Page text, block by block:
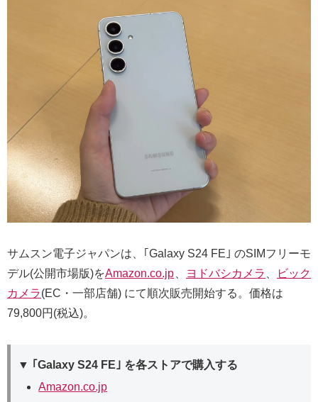
サムスン電子ジャパンは、｢Galaxy S24 FE｣ のSIMフリーモ
デル(公開市場版)をAmazon.co.jp ヨドバシカメラ
ビック
カメラ(EC・一部店舗) にて順次販売開始する。価格は
79,800円(税込)。
▼ ｢Galaxy S24 FE｣ を各ストアで購入する
Amazon.co.jp